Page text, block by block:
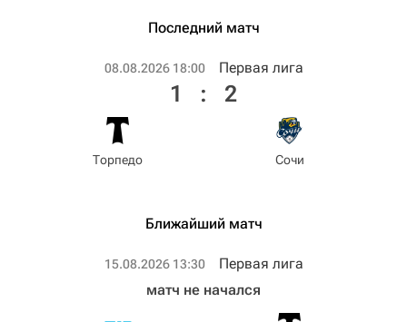
Последний матч
08.08.2026 18:00 Первая лига
Торпедо
1 : 2
Сочи
Ближайший матч
15.08.2026 13:30 Первая лига
матч не начался